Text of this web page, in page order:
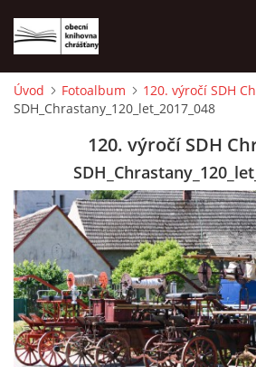
ÚVOD
LETNÍ KINO 2026
VÝPŮJČNÍ DOBA
KONTAKTY
ON-LINE KATALOG
Úvod Fotoalbum
120. výročí SDH
SDH_Chrastany_120_let_2017_048
120. výročí SDH